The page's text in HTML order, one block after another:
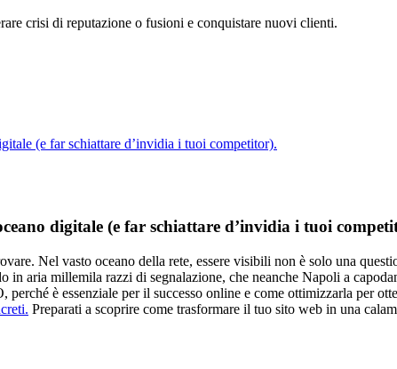
crisi di reputazione o fusioni e conquistare nuovi clienti.
(e far schiattare d’invidia i tuoi competitor).
digitale (e far schiattare d’invidia i tuoi
Nel vasto oceano della rete, essere visibili non è solo una
in aria millemila razzi di segnalazione, che neanche Napoli a
perché è essenziale per il successo online e come ottimizzarla per
Preparati a scoprire come trasformare il tuo sito web in una